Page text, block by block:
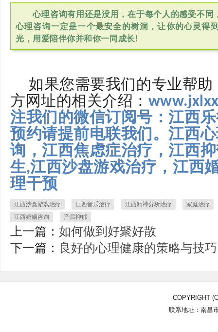
心理咨询有用还是没用，在于每个人的感受不同
心理咨询一定是一个最安全的树洞，让你的心灵得
光，用爱陪伴你并和你一同成长!
如果您需要我们的专业帮助
方网址的相关介绍：
注我们的微信订阅号：江西
预约请提前电联我们。江西
询，江西焦虑症治疗，江西
生,江西沙盘游戏治疗，江西
理干预
江西沙盘游戏治疗 江西音乐治疗 江西精神分析治疗
家庭治疗
江西婚姻咨询
产后抑郁
上一篇： 如何做到好聚好散
下一篇： 良好的心理健康的策略与技
COPYRIGHT
联系地址：南昌